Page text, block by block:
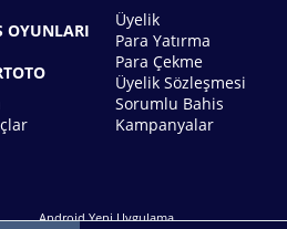
OYUNLARI
Üyelik
Para Yatırma
Para Çekme
Üyelik Sözleşmesi
Sorumlu Bahis
Kampanyalar
Android Yeni Uygulama